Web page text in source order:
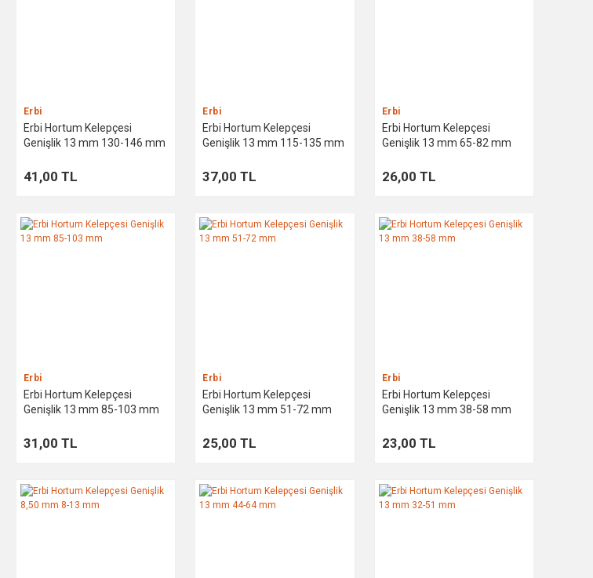
Erbi
Erbi Hortum Kelepçesi
Genişlik 13 mm 130-146 mm
41,00 TL
Erbi
Erbi Hortum Kelepçesi
Genişlik 13 mm 115-135 mm
37,00 TL
Erbi
Erbi Hortum Kelepçesi
Genişlik 13 mm 65-82 mm
26,00 TL
Erbi
Erbi Hortum Kelepçesi
Genişlik 13 mm 85-103 mm
31,00 TL
Erbi
Erbi Hortum Kelepçesi
Genişlik 13 mm 51-72 mm
25,00 TL
Erbi
Erbi Hortum Kelepçesi
Genişlik 13 mm 38-58 mm
23,00 TL